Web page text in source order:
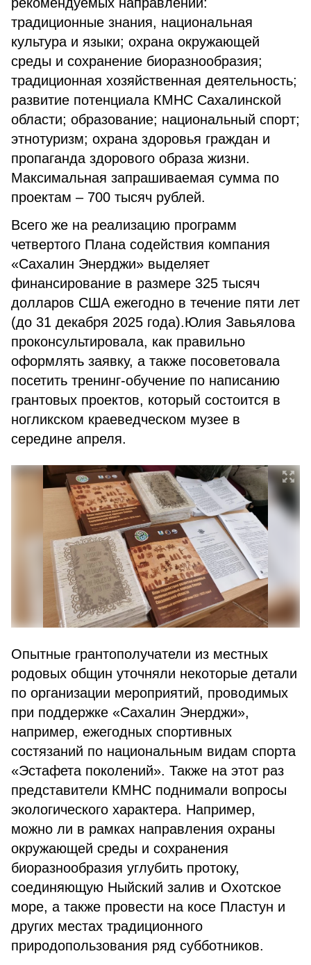
традиционные знания, национальная
культура и языки; охрана окружающей
среды и сохранение биоразнообразия;
традиционная хозяйственная деятельность;
развитие потенциала КМНС Сахалинской
области; образование; национальный спорт;
этнотуризм; охрана здоровья граждан и
пропаганда здорового образа жизни.
Максимальная запрашиваемая сумма по
проектам – 700 тысяч рублей.
Всего же на реализацию программ
четвертого Плана содействия компания
«Сахалин Энерджи» выделяет
финансирование в размере 325 тысяч
долларов США ежегодно в течение пяти лет
(до 31 декабря 2025 года).Юлия Завьялова
проконсультировала, как правильно
оформлять заявку, а также посоветовала
посетить тренинг-обучение по написанию
грантовых проектов, который состоится в
ногликском краеведческом музее в
середине апреля.
Опытные грантополучатели из местных
родовых общин уточняли некоторые детали
по организации мероприятий, проводимых
при поддержке «Сахалин Энерджи»,
например, ежегодных спортивных
состязаний по национальным видам спорта
«Эстафета поколений». Также на этот раз
представители КМНС поднимали вопросы
экологического характера. Например,
можно ли в рамках направления охраны
окружающей среды и сохранения
биоразнообразия углубить протоку,
соединяющую Ныйский залив и Охотское
море, а также провести на косе Пластун и
других местах традиционного
природопользования ряд субботников.